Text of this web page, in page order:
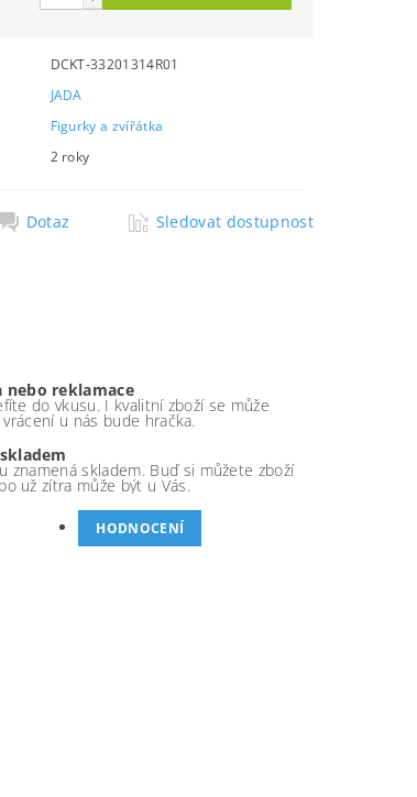
DCKT-33201314R01
JADA
Figurky a zvířátka
2 roky
Dotaz Sledovat dostupnost
nebo reklamace
do vkusu. I kvalitní zboží se může
u nás bude hračka.
znamená skladem. Buď si můžete zboží
už zítra může být u Vás.
HODNOCENÍ